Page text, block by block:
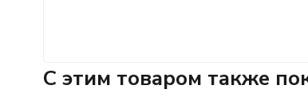
C этим товаром также